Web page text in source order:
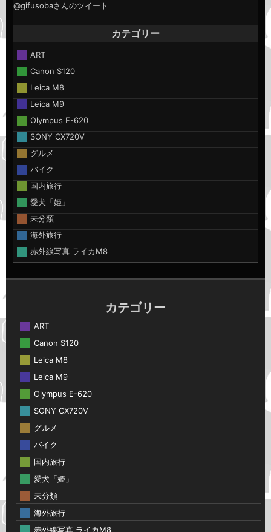
@gifusobaさんのツイート
カテゴリー
ART
Canon S120
Leica M8
Leica M9
Olympus E-620
SONY CX720V
グルメ
バイク
国内旅行
愛犬「姫」
未分類
海外旅行
赤外線写真 ライカM8
カテゴリー
ART
Canon S120
Leica M8
Leica M9
Olympus E-620
SONY CX720V
グルメ
バイク
国内旅行
愛犬「姫」
未分類
海外旅行
赤外線写真 ライカM8